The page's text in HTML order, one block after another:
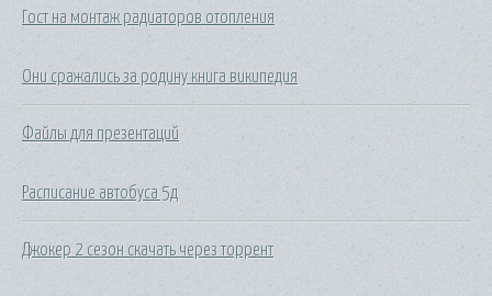
Гост на монтаж радиаторов отопления
Они сражались за родину книга википедия
Файлы для презентаций
Расписание автобуса 5д
Джокер 2 сезон скачать через торрент